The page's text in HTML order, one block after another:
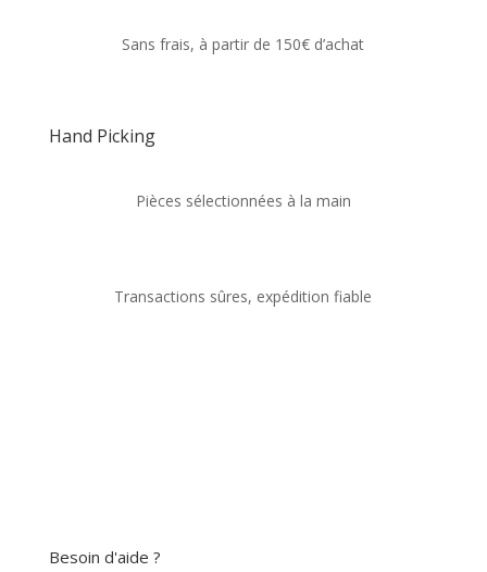
Sans frais, à partir de 150€ d’achat
Hand Picking
Pièces sélectionnées à la main
Transactions sûres, expédition fiable
Besoin d'aide ?